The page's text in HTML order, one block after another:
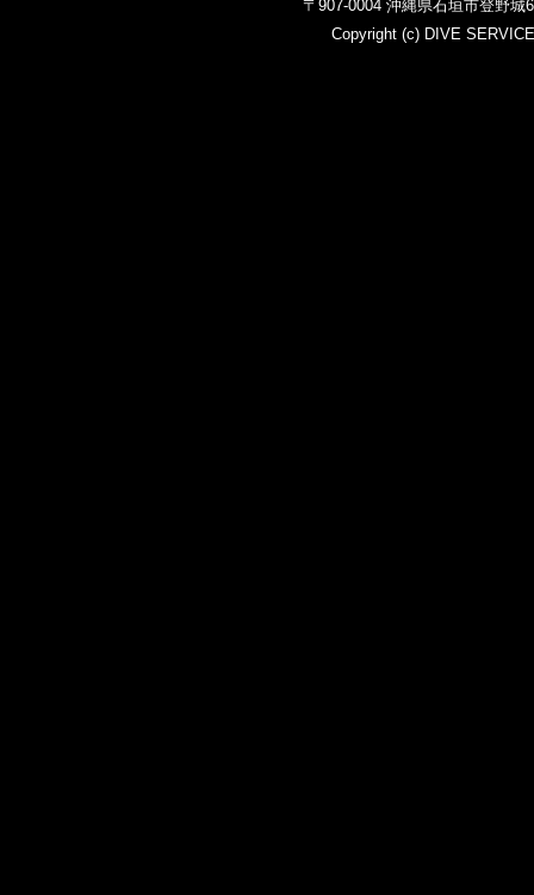
〒907-0004 沖縄県石垣市登野城
Copyright (c) DIVE